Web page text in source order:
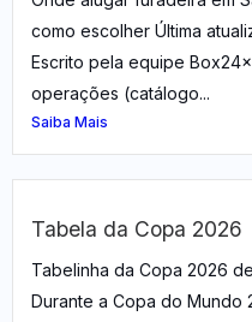
como escolher Última
Escrito pela equipe
operações (catálogo...
Saiba Mais
Tabela da Copa 2026
Tabelinha da Copa 2026
Durante a Copa do